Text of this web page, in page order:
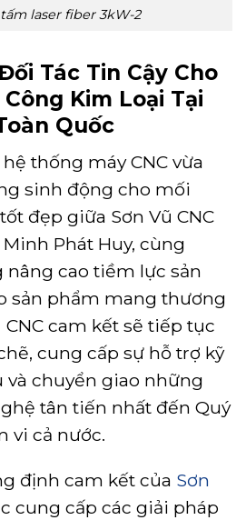
laser fiber 3kW-2
Tác Tin Cậy Cho
Kim Loại Tại
Quốc
thống máy CNC vừa
sinh động cho mối
đẹp giữa Sơn Vũ CNC
Minh Phát Huy, cùng
cao tiềm lực sản
sản phẩm mang thương
CNC cam kết sẽ tiếp tục
cung cấp sự hỗ trợ kỹ
và chuyển giao những
tân tiến nhất đến Quý
vi cả nước.
định cam kết của Sơn
cung cấp các giải pháp